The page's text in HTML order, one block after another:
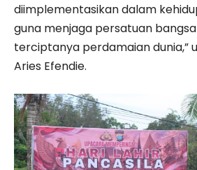
diimplementasikan dalam
guna menjaga persatuan
terciptanya perdamaian dunia,”
Aries Efendie.